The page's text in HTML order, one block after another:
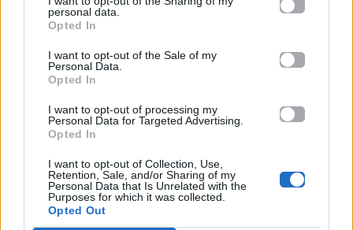
personal data.
Opted In
I want to opt-out of the Sale of my
Personal Data.
Opted In
I want to opt-out of processing my
Personal Data for Targeted Advertising.
Opted In
I want to opt-out of Collection, Use,
Retention, Sale, and/or Sharing of my
Personal Data that Is Unrelated with the
Purposes for which it was collected.
Opted Out
Βάσια Χαραλαμπίδου
(@vasiacharalampidou)
Χρύσα Βαφειάδη (@chrysavafeiadi)
20:45 – 21:00
Ιωάννα Σχοινά (@ioanna.sxoina)
Αφροδίτη Πετρινόλη (@afroditipetrinoli)
Ιωάννα Χυτήρη (@ioannachytiri)